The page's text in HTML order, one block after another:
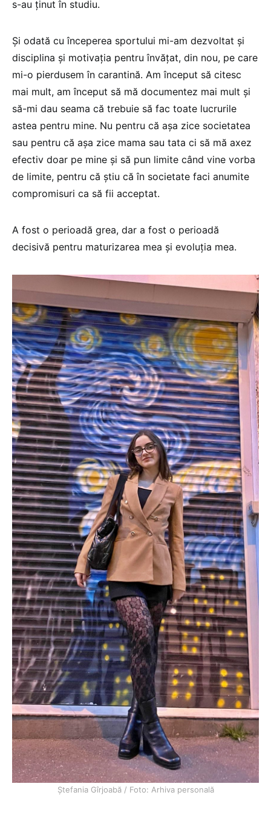
s-au ținut în studiu.
Și odată cu începerea sportului mi-am dezvoltat și
disciplina și motivația pentru învățat, din nou, pe care
mi-o pierdusem în carantină. Am început să citesc
mai mult, am început să mă documentez mai mult și
să-mi dau seama că trebuie să fac toate lucrurile
astea pentru mine. Nu pentru că așa zice societatea
sau pentru că așa zice mama sau tata ci să mă axez
efectiv doar pe mine și să pun limite când vine vorba
de limite, pentru că știu că în societate faci anumite
compromisuri ca să fii acceptat.
A fost o perioadă grea, dar a fost o perioadă
decisivă pentru maturizarea mea și evoluția mea.
Ștefania Gîrjoabă / Foto: Arhiva personală